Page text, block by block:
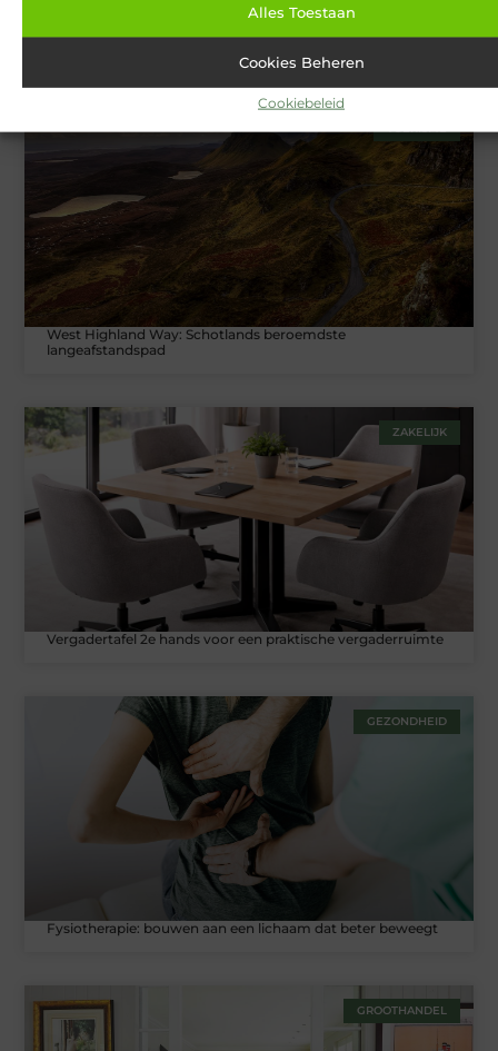
Alles Toestaan
Cookies Beheren
Cookiebeleid
TOERISME
West Highland Way: Schotlands beroemdste
langeafstandspad
ZAKELIJK
Vergadertafel 2e hands voor een praktische vergaderruimte
GEZONDHEID
Fysiotherapie: bouwen aan een lichaam dat beter beweegt
GROOTHANDEL